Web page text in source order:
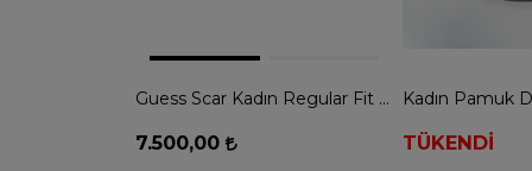
Guess Scar Kadın Regular Fit Şal - MAVİ
7.500,00 TÜKENDİ